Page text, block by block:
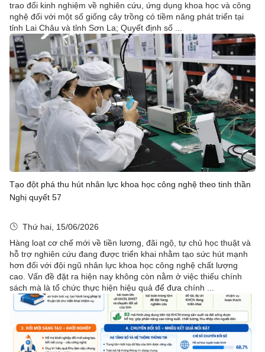
trao đổi kinh nghiệm về nghiên cứu, ứng dụng khoa học và công
nghệ đối với một số giống cây trồng có tiềm năng phát triển tại
tỉnh Lai Châu và tỉnh Sơn La; Quyết định số ...
Tạo đột phá thu hút nhân lực khoa học công nghệ theo tinh thần
Nghị quyết 57
Thứ hai, 15/06/2026
Hàng loạt cơ chế mới về tiền lương, đãi ngộ, tự chủ học thuật và
hỗ trợ nghiên cứu đang được triển khai nhằm tạo sức hút mạnh
hơn đối với đội ngũ nhân lực khoa học công nghệ chất lượng
cao. Vấn đề đặt ra hiện nay không còn nằm ở việc thiếu chính
sách mà là tổ chức thực hiện hiệu quả để đưa chính ...